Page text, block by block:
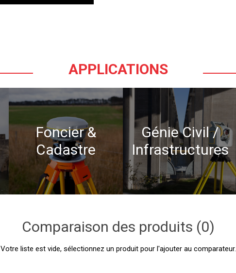
APPLICATIONS
Foncier &
Cadastre
Génie Civil /
Infrastructures
Comparaison des produits (0)
Votre liste est vide, sélectionnez un produit pour l'ajouter au comparateur.